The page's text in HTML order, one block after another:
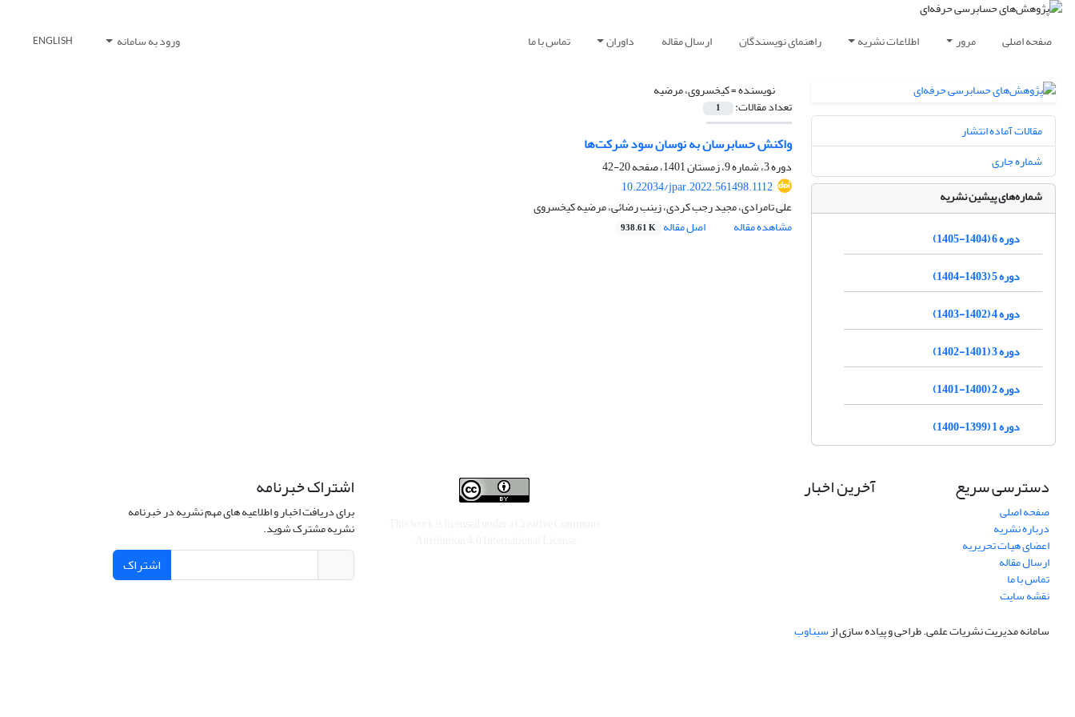
صفحه اصلی مرور اطلاعات نشریه راهنمای نویسندگان ارسال مقاله داوران تماس با ما ورود به سامانه ENGLISH
نویسنده =کیخسروی، مرضیه
تعداد مقالات: 1
واکنش حسابرسان به نوسان سود شرکت‌ها
دوره 3، شماره 9، زمستان 1401، صفحه
20-42
10.22034/jpar.2022.561498.1112
علی تامرادی، مجید رجب کردی، زینب رضائی، مرضیه کیخسروی
مشاهده مقاله
اصل مقاله 938.61 K
مقالات آماده انتشار
شماره جاری
شماره‌های پیشین نشریه
دوره 6 (1404-1405)
دوره 5 (1403-1404)
دوره 4 (1402-1403)
دوره 3 (1401-1402)
دوره 2 (1400-1401)
دوره 1 (1399-1400)
دسترسی سریع
صفحه اصلی
درباره نشریه
اعضای هیات تحریریه
ارسال مقاله
تماس با ما
نقشه سایت
آخرین اخبار اشتراک خبرنامه
برای دریافت اخبار و اطلاعیه های مهم نشریه در خبرنامه
نشریه مشترک شوید.
اشتراک
سامانه مدیریت نشریات علمی.طراحی و پیاده سازی ازسیناوب